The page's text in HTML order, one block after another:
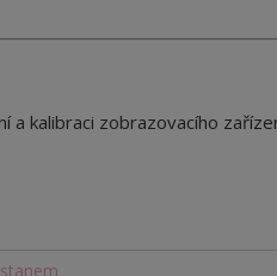
kalibraci zobrazovacího